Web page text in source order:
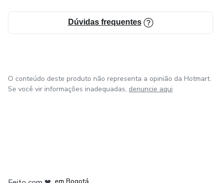
Dúvidas frequentes
O conteúdo deste produto não representa a opinião da Hotmart.
Se você vir informações inadequadas, denuncie aqui